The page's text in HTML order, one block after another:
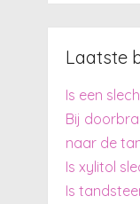
Laatste
Is een
Bij
naar de
Is xylitol
Is